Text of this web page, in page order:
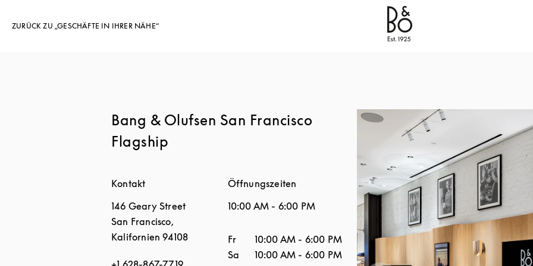
ZURÜCK ZU „GESCHÄFTE IN IHRER NÄHE“
Bang & Olufsen - Exist to Create
Bang & Olufsen San Francisco
Flagship
Kontakt
146 Geary Street
San Francisco,
Kalifornien 94108
Öffnungszeiten
10:00 AM - 6:00 PM
Wochentag Stunden
Fr 10:00 AM - 6:00 PM
Sa
10:00 AM - 6:00 PM